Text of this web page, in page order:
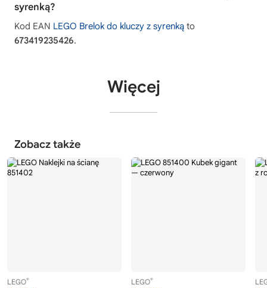
syrenką?
Kod EAN LEGO Brelok do kluczy z syrenką to
673419235426.
Więcej
Zobacz także
LEGO® LEGO®